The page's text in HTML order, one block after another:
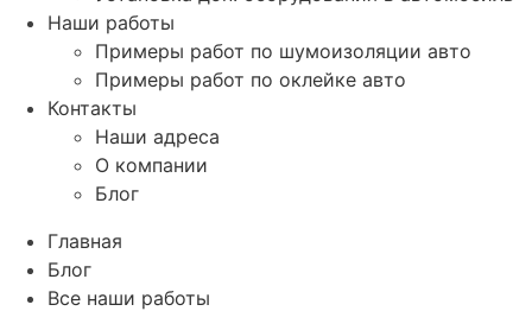
Наши работы
Примеры работ по шумоизоляции авто
Примеры работ по оклейке авто
Контакты
Наши адреса
О компании
Блог
Главная
Блог
Все наши работы